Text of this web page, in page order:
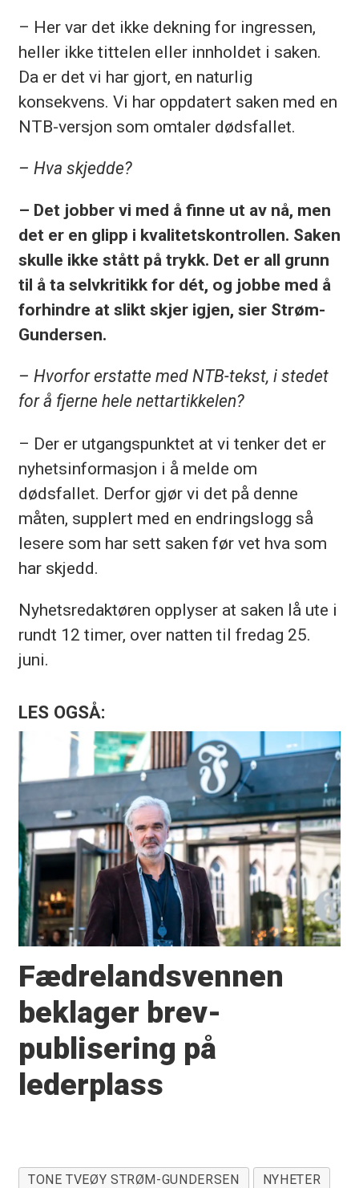
– Her var det ikke dekning for ingressen,
heller ikke tittelen eller innholdet i saken.
Da er det vi har gjort, en naturlig
konsekvens. Vi har oppdatert saken med en
NTB-versjon som omtaler dødsfallet.
– Hva skjedde?
– Det jobber vi med å finne ut av nå, men
det er en glipp i kvalitetskontrollen. Saken
skulle ikke stått på trykk. Det er all grunn
til å ta selvkritikk for dét, og jobbe med å
forhindre at slikt skjer igjen, sier Strøm-
Gundersen.
– Hvorfor erstatte med NTB-tekst, i stedet
for å fjerne hele nettartikkelen?
– Der er utgangspunktet at vi tenker det er
nyhetsinformasjon i å melde om
dødsfallet. Derfor gjør vi det på denne
måten, supplert med en endringslogg så
lesere som har sett saken før vet hva som
har skjedd.
Nyhetsredaktøren opplyser at saken lå ute i
rundt 12 timer, over natten til fredag 25.
juni.
LES OGSÅ:
Fædrelandsvennen
beklager brev-
publisering på
lederplass
TONE TVEØY STRØM-GUNDERSEN
NYHETER